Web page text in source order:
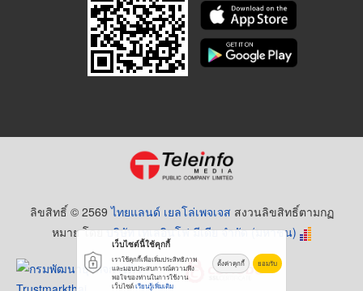
ลิขสิทธิ์ © 2569ไทยแลนด์ เยลโล่เพจเจส สงวนลิขสิทธิ์ตามกฏ
หมาย โดยบริษัท เทเลอินโฟ มีเดีย จำกัด (มหาชน)
เว็บไซต์นี้ใช้คุกกี้
เราใช้คุกกี้เพื่อเพิ่มประสิทธิภาพ
และมอบประสบการณ์ความพึง
พอใจของท่านในการใช้งาน
เว็บไซต์เรียนรู้เพิ่มเติม
ตั้งค่าคุกกี้ ยอมรับ